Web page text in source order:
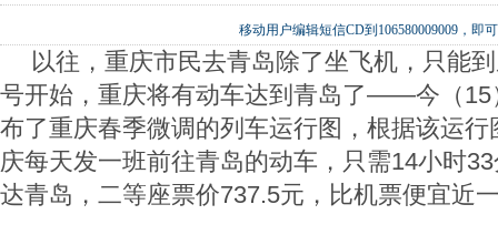
移动用户编辑短信CD到106580009009，即
以往，重庆市民去青岛除了坐飞机，只能
号开始，重庆将有动车达到青岛了——今（15
布了重庆春季微调的列车运行图，根据该运
庆每天发一班前往青岛的动车，只需14小时
达青岛，二等座票价737.5元，比机票便宜近